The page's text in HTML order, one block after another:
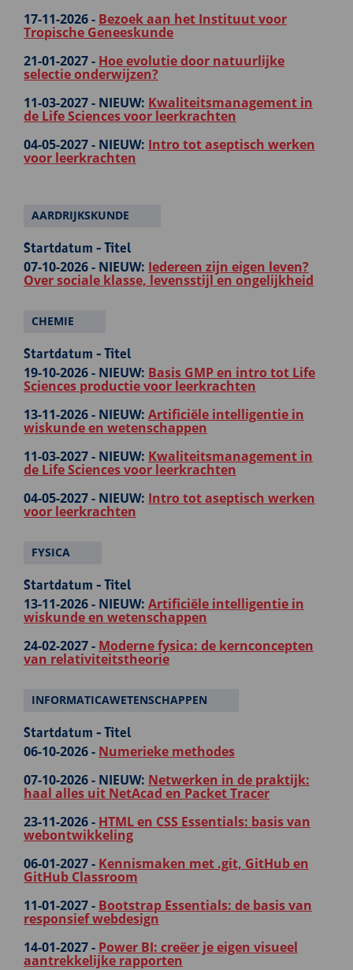
17-11-2026 - Bezoek aan het Instituut voor
Tropische Geneeskunde
21-01-2027 - Hoe evolutie door natuurlijke
selectie onderwijzen?
11-03-2027 - NIEUW: Kwaliteitsmanagement in
de Life Sciences voor leerkrachten
04-05-2027 - NIEUW: Intro tot aseptisch werken
voor leerkrachten
AARDRIJKSKUNDE
Startdatum - Titel
07-10-2026 - NIEUW: Iedereen zijn eigen leven?
Over sociale klasse, levensstijl en ongelijkheid
CHEMIE
Startdatum - Titel
19-10-2026 - NIEUW: Basis GMP en intro tot Life
Sciences productie voor leerkrachten
13-11-2026 - NIEUW: Artificiële intelligentie in
wiskunde en wetenschappen
11-03-2027 - NIEUW: Kwaliteitsmanagement in
de Life Sciences voor leerkrachten
04-05-2027 - NIEUW: Intro tot aseptisch werken
voor leerkrachten
FYSICA
Startdatum - Titel
13-11-2026 - NIEUW: Artificiële intelligentie in
wiskunde en wetenschappen
24-02-2027 - Moderne fysica: de kernconcepten
van relativiteitstheorie
INFORMATICAWETENSCHAPPEN
Startdatum - Titel
06-10-2026 - Numerieke methodes
07-10-2026 - NIEUW: Netwerken in de praktijk:
haal alles uit NetAcad en Packet Tracer
23-11-2026 - HTML en CSS Essentials: basis van
webontwikkeling
06-01-2027 - Kennismaken met .git, GitHub en
GitHub Classroom
11-01-2027 - Bootstrap Essentials: de basis van
responsief webdesign
14-01-2027 - Power BI: creëer je eigen visueel
aantrekkelijke rapporten